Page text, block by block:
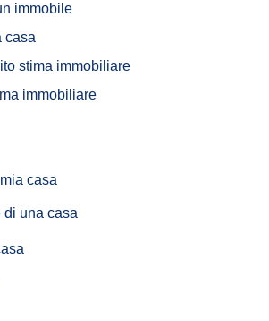
Chi fa la stima di un immobile
stima immobiliare
immobiliare
casa
una casa